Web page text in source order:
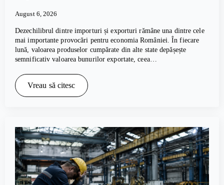
August 6, 2026
Dezechilibrul dintre importuri și exporturi rămâne una dintre cele
mai importante provocări pentru economia României. În fiecare
lună, valoarea produselor cumpărate din alte state depășește
semnificativ valoarea bunurilor exportate, ceea…
Vreau să citesc